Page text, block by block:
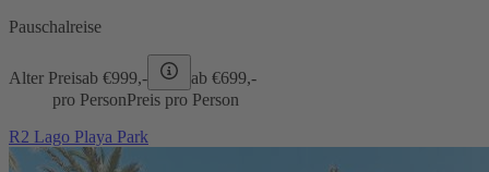
Pauschalreise
Alter Preisab €999,- ab €699,-
pro PersonPreis pro Person
R2 Lago Playa Park